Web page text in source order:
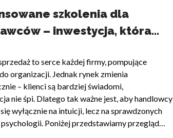
szkolenia dla
– inwestycja, która
to serce każdej firmy, pompujące
organizacji. Jednak rynek zmienia
– klienci są bardziej świadomi,
nie śpi. Dlatego tak ważne jest, aby handlowcy
wyłącznie na intuicji, lecz na sprawdzonych
Poniżej przedstawiamy przegląd
Celem jest wyświetlanie
poszczególnych ciasteczek.